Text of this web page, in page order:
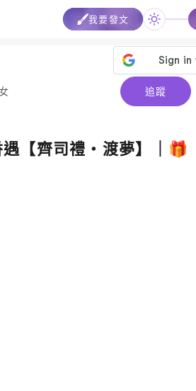
我要發文
追蹤
遇【齊司禮・渡夢】｜🎁